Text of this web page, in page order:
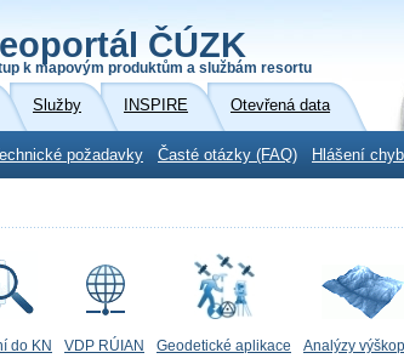
ČÚZK
k mapovým produktům a službám resortu
Služby INSPIRE Otevřená data
Technické požadavky Časté otázky (FAQ) Hlášení
do KN VDP RÚIAN Geodetické aplikace Analýzy